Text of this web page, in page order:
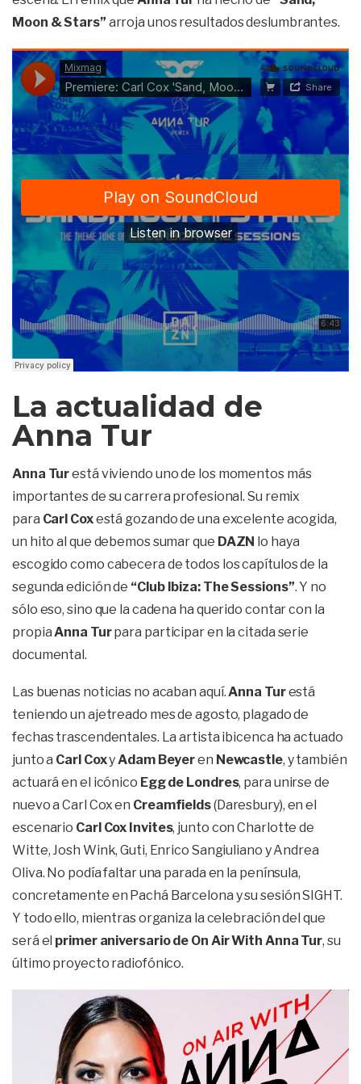
Moon & Stars” arroja unos resultados deslumbrantes.
La actualidad de
Anna Tur
Anna Turestá viviendo uno de los momentos más
importantes de su carrera profesional. Su remix
para Carl Coxestá gozando de una excelente acogida,
un hito al que debemos sumar que DAZN lo haya
escogido como cabecera de todos los capítulos de la
segunda edición de “Club Ibiza: The Sessions”. Y no
sólo eso, sino que la cadena ha querido contar con la
propiaAnna Turpara participar en la citada serie
documental.
Las buenas noticias no acaban aquí.Anna Turestá
teniendo un ajetreado mes de agosto, plagado de
fechas trascendentales. La artista ibicenca ha actuado
junto a Carl CoxyAdam Beyeren Newcastle, y también
actuará en el icónico Egg de Londres, para unirse de
nuevo a Carl Cox en Creamfields(Daresbury), en el
escenario Carl Cox Invites, junto con Charlotte de
Witte, Josh Wink, Guti, Enrico Sangiuliano y Andrea
Oliva. No podía faltar una parada en la península,
concretamente en Pachá Barcelona y su sesión SIGHT.
Y todo ello, mientras organiza la celebración del que
será el primer aniversario de On AirWith Anna Tur, su
último proyecto radiofónico.